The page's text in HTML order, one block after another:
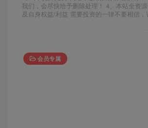
我们，会尽快给予删除处理！ 4、本站全资
及自身权益/利益 需要投资的一律不要相信
会员专属